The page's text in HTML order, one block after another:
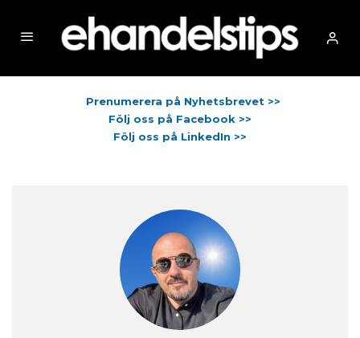
Prenumerera på Nyhetsbrevet >>
Följ oss på Facebook >>
Följ oss på LinkedIn >>